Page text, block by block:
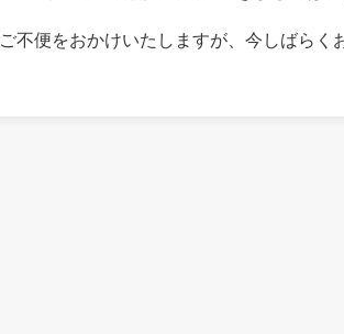
ご不便をおかけいたしますが、今しばらく